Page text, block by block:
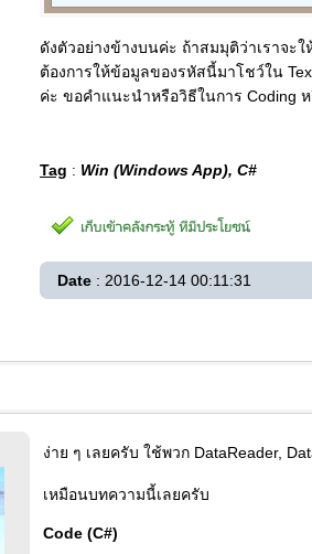
ดังตัวอย่างข้างบนค่ะ ถ้าสมมุติว่าเราจะ
ต้องการให้ข้อมูลของรหัสนี้มาโชว์ใน
ค่ะ ขอคำแนะนำหรือวิธีในการ Coding
Tag : Win (Windows App), C#
Date : 2016-12-14 00:11:31
ง่าย ๆ เลยครับ ใช้พวก DataReader,
เหมือนบทความนี้เลยครับ
Code (C#)